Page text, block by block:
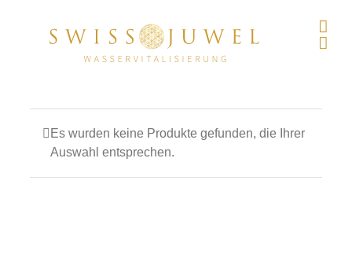
Es wurden keine Produkte gefunden, die Ihrer
Auswahl entsprechen.